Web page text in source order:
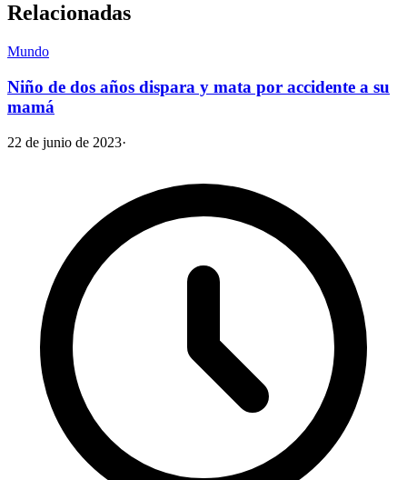
Relacionadas
Mundo
Niño de dos años dispara y mata por accidente a su
mamá
22 de junio de 2023·